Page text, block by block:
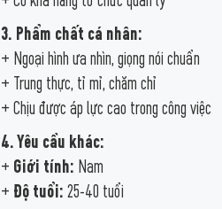
3. Phẩm chất cá nhân:
+ Ngoại hình ưa nhìn, giọng nói chuẩn
+ Trung thực, tỉ mỉ, chăm chỉ
+ Chịu được áp lực cao trong công việc
4. Yêu cầu khác:
+ Giới tính: Nam
+ Độ tuổi: 25-40 tuổi